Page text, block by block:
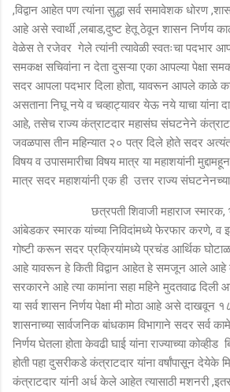
,विद्वान आहेत पण त्यांना सुद्धा सर्व समावेशक धोरण
आहे असे स्वार्थी ,लबाड,दुष्ट हेतू ठेवून शासन निर्णय
वेळेस ते रजेवर गेले त्यांनी त्यावेळी स्वतःचा पदभार
समकक्ष सचिवांना न देता दुसऱ्या एका आपल्या पेक्षा
सदर आपला पदभार दिला होता, यावरून आपले काळे
असताना निघू नये व चव्हाट्यावर येऊ नये याचा
आहे, तसेच राज्य कंत्राटदार महासंघ संघटनेने
जवळपास तीन महिन्यात २० पत्र दिले होते सदर अत्यंत
विषय व उपासमारीचा विषय मात्र या महाशयांनी
मात्र सदर महाशयांनी एक ही उत्तर राज्य संघटनेनच्या
छत्रपती शिवाजी महाराज स्मारक,
आंबेडकर स्मारक यांच्या निविदांमध्ये फेरफार करणे,
गोष्टी करून सदर प्रक्रियांमध्ये प्रचंड आर्थिक
आहे यावरून हे किती विद्वान आहेत हे समजून आले आहे
सरकारने आहे त्या कामांना सहा महिने मुदतवाढ दिली
या सर्व शासन निर्णय पेक्षा मी मोठा आहे असे दाखवून
शासनाच्या सार्वजनिक बांधकाम विभागाने सदर सर्व
निर्णय घेतला होता केवढी घाई यांना राज्याच्या
होती पहा दुसरीकडे कंत्राटदार यांना वर्षांपासून देयेके
कंत्राटदार यांनी अर्ध केले आहेत त्यासाठी मशनरी